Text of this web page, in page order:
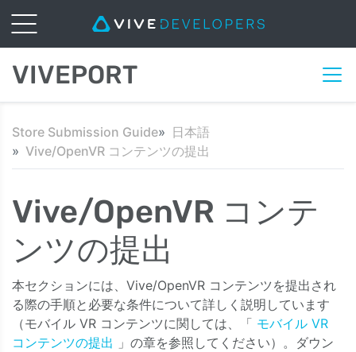
VIVEPORT
Store Submission Guide
日本語
Vive/OpenVR コンテンツの提出
Vive/OpenVR コンテ
ンツの提出
本セクションには、Vive/OpenVR コンテンツを提出され
る際の手順と必要な条件について詳しく説明しています
（モバイル VR コンテンツに関しては、「 モバイル VR
コンテンツの提出
」の章を参照してください）。ダウン